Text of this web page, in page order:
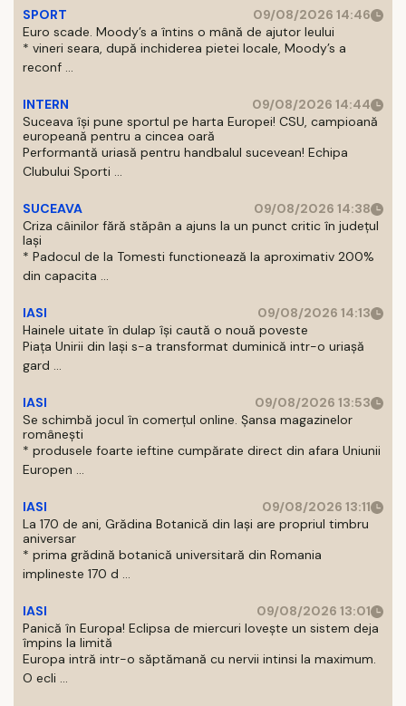
SPORT
09/08/2026 14:46
Euro scade. Moody’s a întins o mână de ajutor leului
* vineri seara, după inchiderea pietei locale, Moody’s a
reconf ...
INTERN
09/08/2026 14:44
Suceava își pune sportul pe harta Europei! CSU, campioană
europeană pentru a cincea oară
Performantă uriasă pentru handbalul sucevean! Echipa
Clubului Sporti ...
SUCEAVA
09/08/2026 14:38
Criza câinilor fără stăpân a ajuns la un punct critic în județul
Iași
* Padocul de la Tomesti functionează la aproximativ 200%
din capacita ...
IASI
09/08/2026 14:13
Hainele uitate în dulap îşi caută o nouă poveste
Piaţa Unirii din Iaşi s-a transformat duminică intr-o uriaşă
gard ...
IASI
09/08/2026 13:53
Se schimbă jocul în comerțul online. Șansa magazinelor
românești
* produsele foarte ieftine cumpărate direct din afara Uniunii
Europen ...
IASI
09/08/2026 13:11
La 170 de ani, Grădina Botanică din Iași are propriul timbru
aniversar
* prima grădină botanică universitară din Romania
implineste 170 d ...
IASI
09/08/2026 13:01
Panică în Europa! Eclipsa de miercuri lovește un sistem deja
împins la limită
Europa intră intr-o săptămană cu nervii intinsi la maximum.
O ecli ...